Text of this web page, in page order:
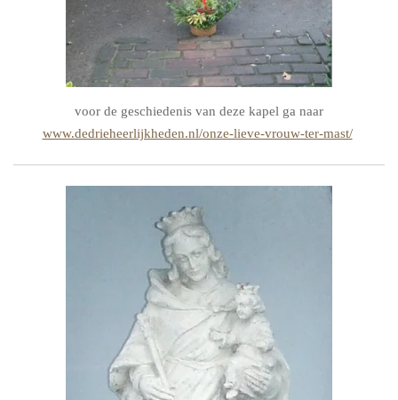
voor de geschiedenis van deze kapel ga naar
www.dedrieheerlijkheden.nl/onze-lieve-vrouw-ter-mast/